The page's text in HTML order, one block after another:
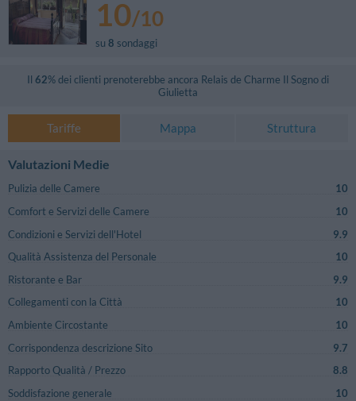
10/10
su 8 sondaggi
Il 62% dei clienti prenoterebbe ancora Relais de Charme Il Sogno di
Giulietta
Tariffe Mappa Struttura
Valutazioni Medie
Pulizia delle Camere
10
Comfort e Servizi delle Camere
10
Condizioni e Servizi dell'Hotel
9.9
Qualità Assistenza del Personale
10
Ristorante e Bar
9.9
Collegamenti con la Città
10
Ambiente Circostante
10
Corrispondenza descrizione Sito
9.7
Rapporto Qualità / Prezzo
8.8
Soddisfazione generale
10